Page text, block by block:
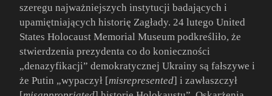
szeregu najważniejszych instytucji badających i
upamiętniających historię Zagłady. 24 lutego United
States Holocaust Memorial Museum podkreśliło, że
stwierdzenia prezydenta co do konieczności
„denazyfikacji” demokratycznej Ukrainy są fałszywe i
że Putin „wypaczył [misrepresented] i zawłaszczył